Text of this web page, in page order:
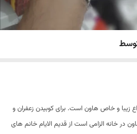
زیبا و خاص هاون است. برای کوبیدن زعفران و
در خانه الزامی است از قدیم الایام خانم های